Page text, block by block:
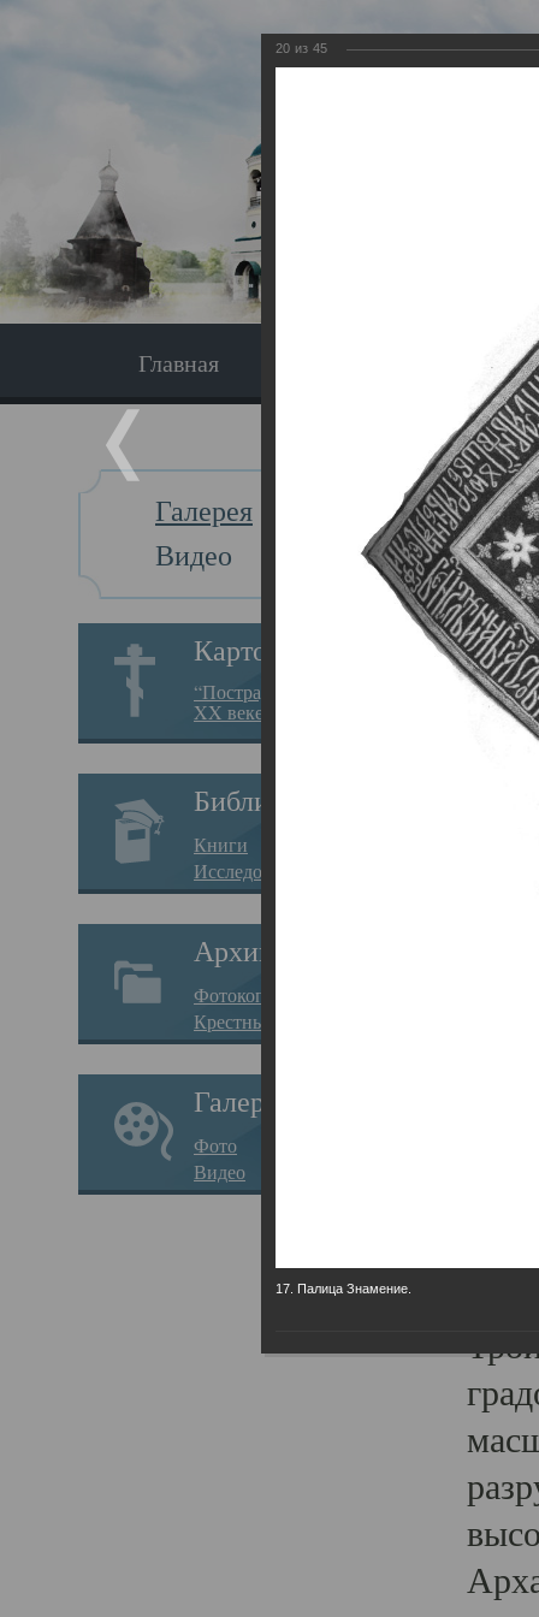
Главная
Галерея
Видео
Картотека
“Пострадавшие за веру в
XX веке на Севере”
Библиотека
Книги
Исследования
Архив
Фотокопии дел
Крестные ходы
Галерея
Фото
Видео
Главная
20 из 45
17. Палица Знамение.